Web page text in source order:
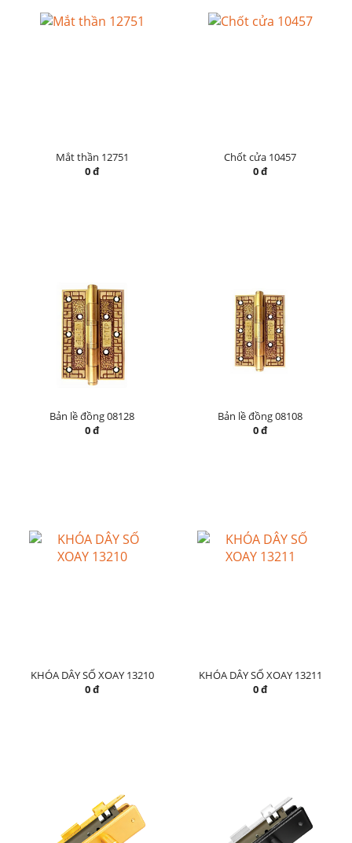
Mắt thần 12751
0 đ
Chốt cửa 10457
0 đ
Bản lề đồng 08128
0 đ
Bản lề đồng 08108
0 đ
KHÓA DÂY SỐ XOAY 13210
0 đ
KHÓA DÂY SỐ XOAY 13211
0 đ